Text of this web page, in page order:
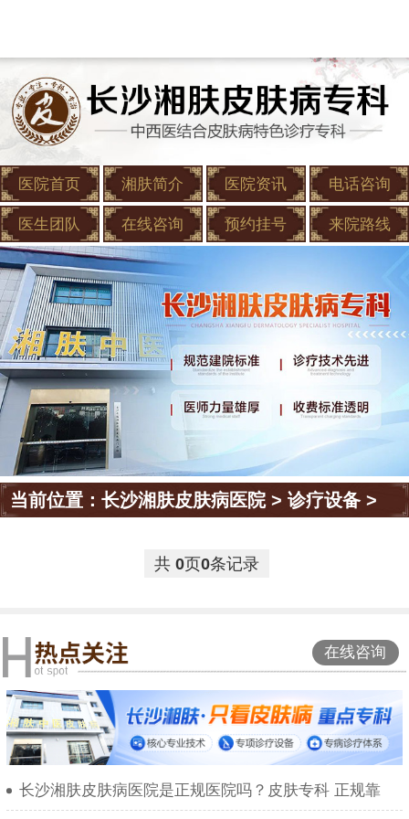
医院首页 湘肤简介 医院资讯 电话咨询
医生团队 在线咨询 预约挂号 来院路线
当前位置：长沙湘肤皮肤病医院>诊疗设备 >
共0页0条记录
在线咨询
长沙湘肤皮肤病医院是正规医院吗？皮肤专科 正规靠